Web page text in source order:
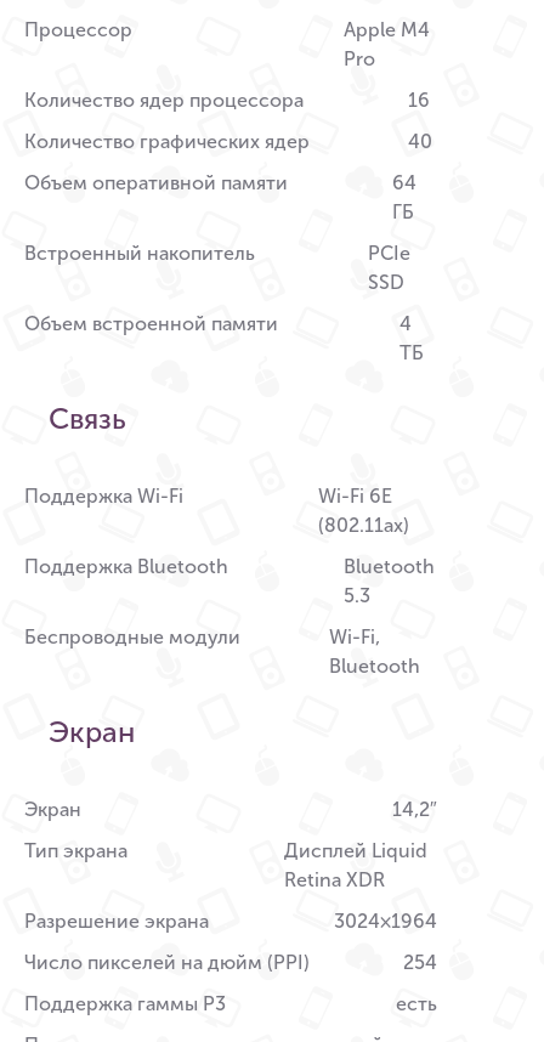
Процессор
Apple M4
Pro
Количество ядер процессора
16
Количество графических ядер
40
Объем оперативной памяти
64
ГБ
Встроенный накопитель
PCIe
SSD
Объем встроенной памяти
4
ТБ
Связь
Поддержка Wi-Fi
Wi-Fi 6E
(802.11ax)
Поддержка Bluetooth
Bluetooth
5.3
Беспроводные модули
Wi-Fi,
Bluetooth
Экран
Экран
14,2″
Тип экрана
Дисплей Liquid
Retina XDR
Разрешение экрана
3024×1964
Число пикселей на дюйм (PPI)
254
Поддержка гаммы P3
есть